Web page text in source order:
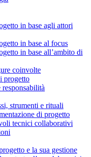
in base agli attori
in base al focus
in base all’ambito di
coinvolte
progetto
strumenti e rituali
di progetto
tecnici collaborativi
e la sua gestione